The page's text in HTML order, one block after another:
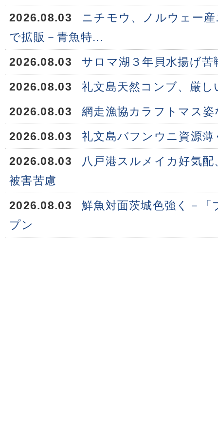
2026.08.03
ニチモウ、ノルウェー
で拡販－青魚特...
2026.08.03
サロマ湖３年貝水揚げ苦
2026.08.03
礼文島天然コンブ、厳し
2026.08.03
網走漁協カラフトマス
2026.08.03
礼文島バフンウニ資源薄
2026.08.03
八戸港スルメイカ好気
被害苦慮
2026.08.03
鮮魚対面茨城色強く－
プン